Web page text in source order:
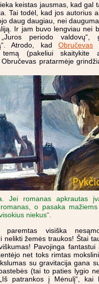
keistas jausmas, kad gal
Tai todėl, kad jos autorius
daug daugiau, nei
Ir jam buvo lengviau nei
periodo valdovų“,
Atrodo, kadObručevas
(pakeliui skaitykite
Obručevas pratarmėje
Jei romanas apkrautas
o pasaka mažiems
niekus“.
visiška
nelikti žemės traukos! Štai
Pavojinga fantastui
net toks rimtas
su gravitacija gana
(tai to paties lygio
patrankos į Mėnulį“, kai